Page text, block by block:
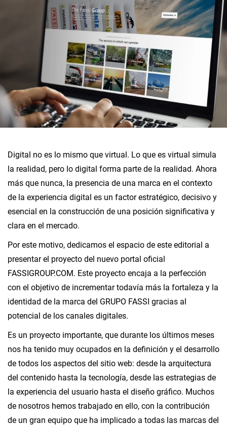
Digital no es lo mismo que virtual. Lo que es virtual simula
la realidad, pero lo digital forma parte de la realidad. Ahora
más que nunca, la presencia de una marca en el contexto
de la experiencia digital es un factor estratégico, decisivo y
esencial en la construcción de una posición significativa y
clara en el mercado.
Por este motivo, dedicamos el espacio de este editorial a
presentar el proyecto del nuevo portal oficial
FASSIGROUP.COM. Este proyecto encaja a la perfección
con el objetivo de incrementar todavía más la fortaleza y la
identidad de la marca del GRUPO FASSI gracias al
potencial de los canales digitales.
Es un proyecto importante, que durante los últimos meses
nos ha tenido muy ocupados en la definición y el desarrollo
de todos los aspectos del sitio web: desde la arquitectura
del contenido hasta la tecnología, desde las estrategias de
la experiencia del usuario hasta el diseño gráfico. Muchos
de nosotros hemos trabajado en ello, con la contribución
de un gran equipo que ha implicado a todas las marcas del